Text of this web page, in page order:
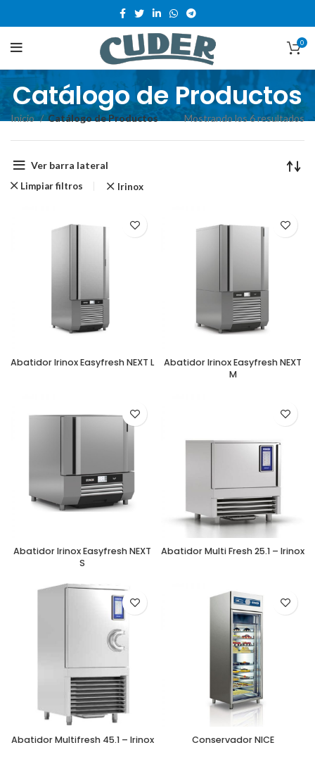
0
Catálogo de Productos
Inicio Catálogo de Productos Mostrando los 6 resultados
Ver barra lateral
Limpiar filtros Irinox
Abatidor Irinox Easyfresh NEXT L
Abatidor Irinox Easyfresh NEXT
M
Abatidor Irinox Easyfresh NEXT
S
Abatidor Multi Fresh 25.1 – Irinox
Abatidor Multifresh 45.1 – Irinox Conservador NICE